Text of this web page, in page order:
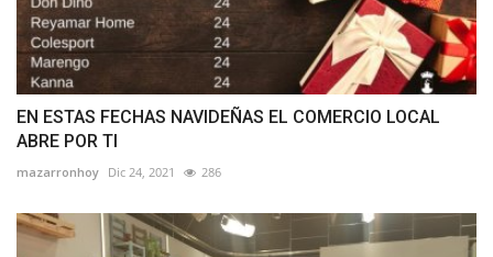
EN ESTAS FECHAS NAVIDEÑAS EL COMERCIO LOCAL
ABRE POR TI
mazarronhoy Dic 24, 2021 286